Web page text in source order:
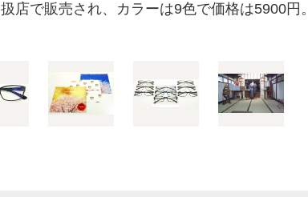
店で販売され、カラーは9色で価格は5900円。